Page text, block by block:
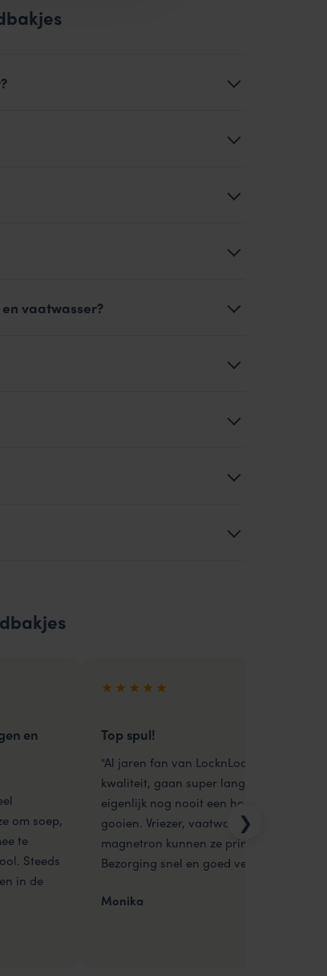
vaatwasser?
❯
en
om soep,
te
Steeds
in de
★★★★★
Top spul!
"Al jaren fan van LocknLock. Top
kwaliteit, gaan super lang mee,
eigenlijk nog nooit een hoeven weg te
gooien. Vriezer, vaatwasser,
magnetron kunnen ze prima aan.
Bezorging snel en goed verpakt."
Monika